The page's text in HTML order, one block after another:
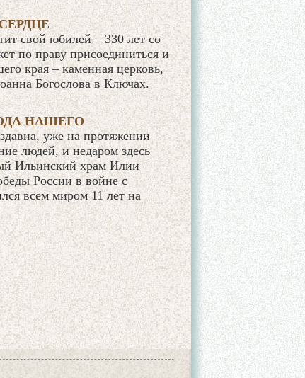
свой юбилей – 330 лет со
по праву присоединиться и
края – каменная церковь,
Богослова в Ключах.
НАШЕГО
уже на протяжении
людей, и недаром здесь
Ильинский храм Илии
России в войне с
всем миром 11 лет на